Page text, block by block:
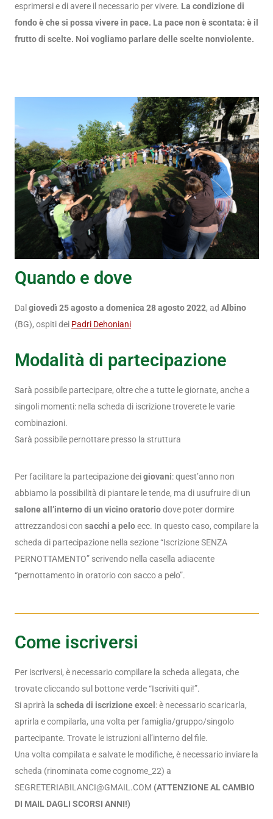
esprimersi e di avere il necessario per vivere. La condizione di
fondo è che si possa vivere in pace. La pace non è scontata: è il
frutto di scelte. Noi vogliamo parlare delle scelte nonviolente.
Quando e dove
Dal giovedì 25 agosto a domenica 28 agosto 2022, ad Albino
(BG), ospiti dei Padri Dehoniani
Modalità di partecipazione
Sarà possibile partecipare, oltre che a tutte le giornate, anche a
singoli momenti: nella scheda di iscrizione troverete le varie
combinazioni.
Sarà possibile pernottare presso la struttura
Per facilitare la partecipazione deigiovani: quest’anno non
abbiamo la possibilità di piantare le tende, ma di usufruire di un
salone all’interno di un vicino oratoriodove poter dormire
attrezzandosi con sacchi a peloecc. In questo caso, compilare la
scheda di partecipazione nella sezione “Iscrizione SENZA
PERNOTTAMENTO” scrivendo nella casella adiacente
“pernottamento in oratorio con sacco a pelo”.
Come iscriversi
Per iscriversi, è necessario compilare la scheda allegata, che
trovate cliccando sul bottone verde “Iscriviti qui!”.
Si aprirà la scheda di iscrizione excel : è necessario scaricarla,
aprirla e compilarla, una volta per famiglia/gruppo/singolo
partecipante. Trovate le istruzioni all’interno del file.
Una volta compilata e salvate le modifiche, è necessario inviare la
scheda (rinominata come cognome_22) a
SEGRETERIABILANCI@GMAIL.COM (ATTENZIONE AL CAMBIO
DI MAIL DAGLI SCORSI ANNI!)